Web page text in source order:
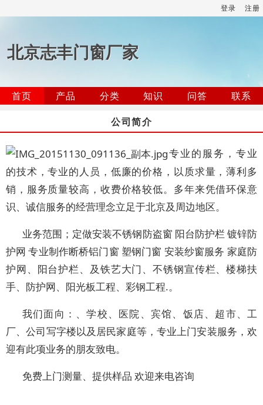
登录 注册
北京志丰门窗厂家
首页 产品 分类 知识 问答
联系
公司简介
专业的服务，专业
的技术，专业的人员，低廉的价格，以质求量，薄利多
销，服务质量较高，收费价格较低。多年来凭借环保意
识、诚信服务的经营理念立足于北京及周边地区。
业务范围；定做安装不锈钢防盗窗 阳台防护栏 镀锌防
护网 专业制作断桥铝门窗 塑钢门窗 安装纱窗服务 家庭防
护网、阳台护栏、及铁艺大门、不锈钢宣传栏、楼梯扶
手、防护网、阳光板工程、彩钢工程.。
我们面向：、学校、医院、宾馆、饭店、超市、工
厂、公司写字楼以及居民家庭等，专业上门安装服务，欢
迎有此项业务的朋友致电。
免费上门测量、提供样品 欢迎来电咨询